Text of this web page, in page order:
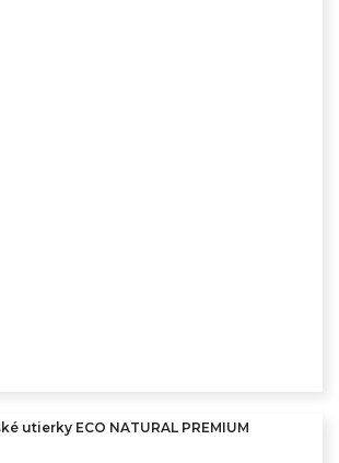
utierky ECO NATURAL PREMIUM